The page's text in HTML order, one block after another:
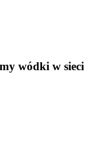
wódki w sieci